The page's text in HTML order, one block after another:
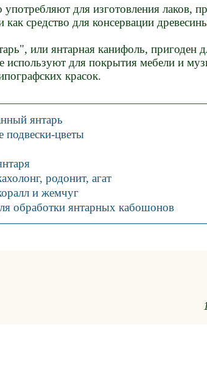
употребляют для изготовления лаков,
как средство для консервации
или янтарная канифоль, пригоден
используют для покрытия мебели и
красок.
янтарь
подвески-цветы
родонит, агат
и жемчуг
обработки янтарных кабошонов